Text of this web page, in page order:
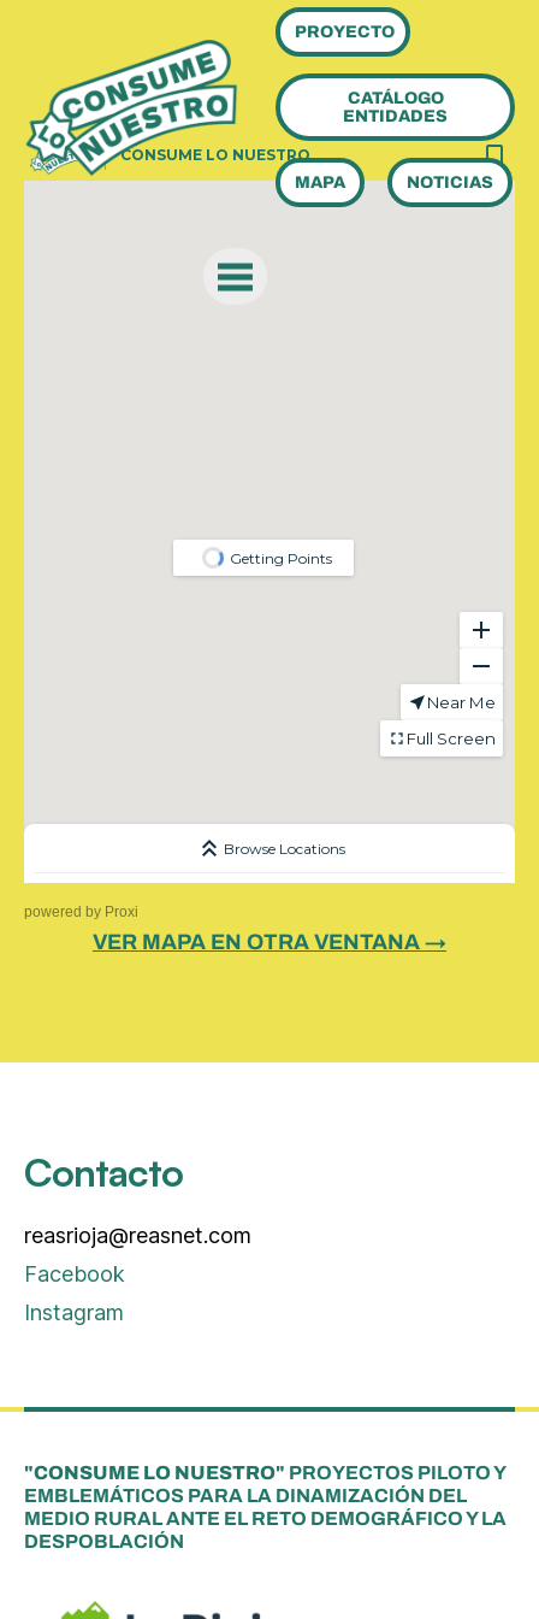
PROYECTO
CATÁLOGO
ENTIDADES
MAPA NOTICIAS
powered by Proxi
VER MAPA EN OTRA VENTANA →
Contacto
reasrioja@reasnet.com
Facebook
Instagram
"CONSUME LO NUESTRO" PROYECTOS PILOTO Y
EMBLEMÁTICOS PARA LA DINAMIZACIÓN DEL
MEDIO RURAL ANTE EL RETO DEMOGRÁFICO Y LA
DESPOBLACIÓN